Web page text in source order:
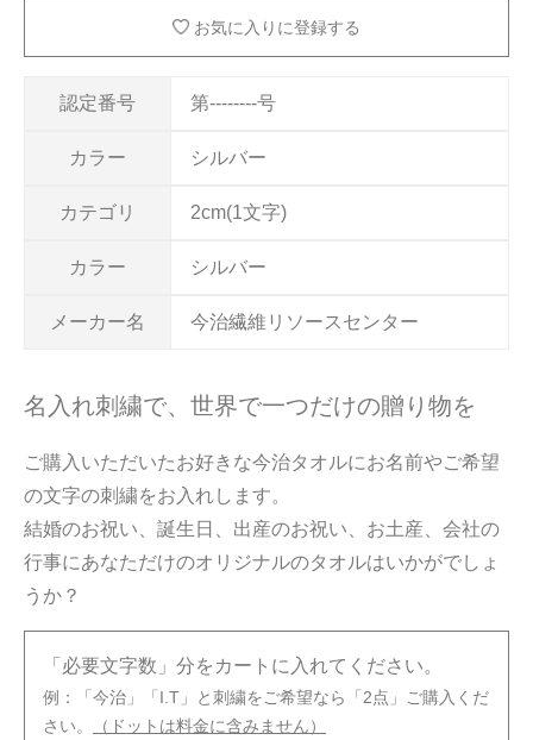
認定番号 第--------号
カラー シルバー
カテゴリ 2cm(1文字)
カラー シルバー
メーカー名 今治繊維リソースセンター
お気に入りに登録する
名入れ刺繍で、世界で一つだけの贈り物を
ご購入いただいたお好きな今治タオルにお名前やご希望
の文字の刺繍をお入れします。
結婚のお祝い、誕生日、出産のお祝い、お土産、会社の
行事にあなただけのオリジナルのタオルはいかがでしょ
うか？
「必要文字数」分をカートに入れてください。
例：「今治」「I.T」と刺繍をご希望なら「2点」ご購入くだ
さい。
（ドットは料金に含みません）